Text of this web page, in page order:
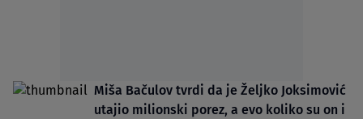
Miša Bačulov tvrdi da je Željko Joksimović
utajio milionski porez, a evo koliko su on i